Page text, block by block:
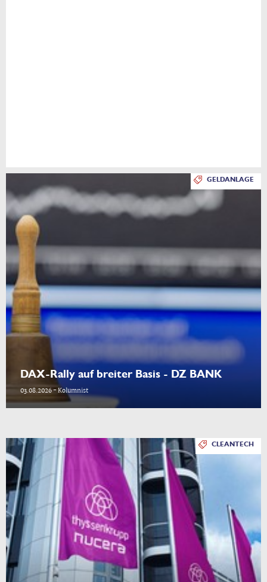
GELDANLAGE
DAX-Rally auf breiter Basis - DZ BANK
03.08.2026 - Kolumnist
CLEANTECH